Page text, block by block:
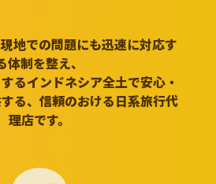
地での問題にも迅速に対応す
体制を整え、
るインドネシア全土で安心・
る、信頼のおける日系旅行代
理店です。